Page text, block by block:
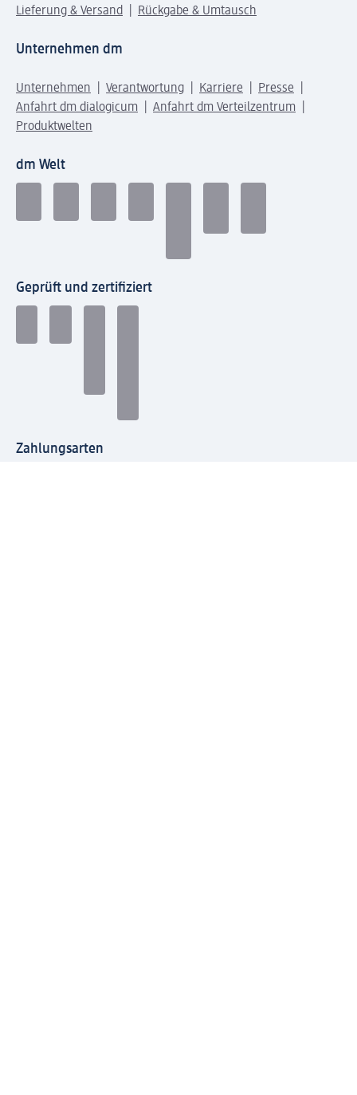
Lieferung & Versand
Rückgabe & Umtausch
Unternehmen dm
Unternehmen Verantwortung Karriere
Presse
Anfahrt dm dialogicum
Anfahrt dm Verteilzentrum
Produktwelten
dm Welt
Geprüft und zertifiziert
Zahlungsarten